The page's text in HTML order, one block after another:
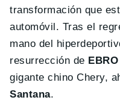
transformación que
automóvil. Tras el
mano del
resurrección de EBRO
gigante chino Chery,
Santana.